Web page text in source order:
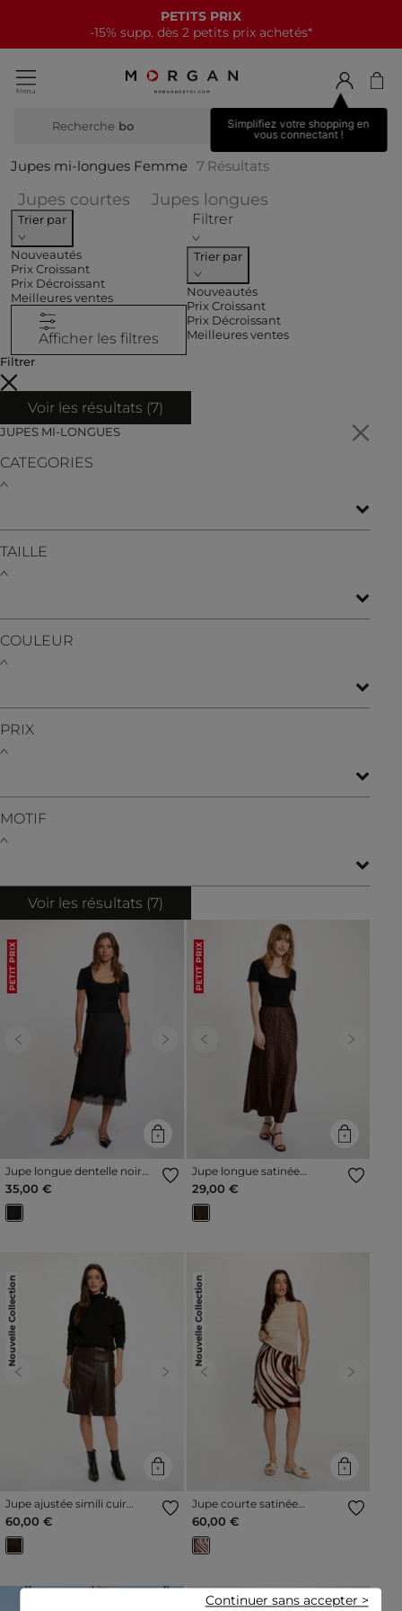
PETITS PRIX
-15% supp. dès 2 petits prix achetés*
Simplifiez votre shopping en
vous connectant !
Recherche botte
Jupes mi-longues Femme 7 Résultats
Jupes courtes Affiner par CATEGORIES : Jupes
Jupes longuesAffiner par
Trier par
Nouveautés
Prix Croissant
Prix Décroissant
Meilleures ventes
Afficher les filtres
Filtrer
Trier par
Nouveautés
Prix Croissant
Prix Décroissant
Meilleures ventes
Filtrer
Voir les résultats (7)
JUPES MI-LONGUES
CATEGORIES
TAILLE
COULEUR
PRIX
MOTIF
Voir les résultats (7)
PETIT PRIX
Previous Next
Jupe longue dentelle noir
35,00 €
PETIT PRIX
Previous Next
Jupe longue satinée
multicolore femme
29,00 €
Nouvelle Collection
Previous Next
Jupe ajustée simili cuir
marron foncé femme
60,00 €
Nouvelle Collection
Previous Next
Jupe courte satinée
multicolore femme
60,00 €
Continuer sans accepter >